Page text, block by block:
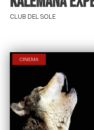
CLUB DEL SOLE
CINEMA